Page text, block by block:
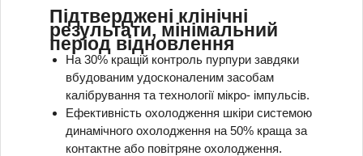
Підтверджені клінічні
результати, мінімальний
період відновлення
На 30% кращій контроль пурпури завдяки
вбудованим удосконаленим засобам
калібрування та технології мікро- імпульсів.
Ефективність охолодження шкіри системою
динамічного охолодження на 50% краща за
контактне або повітряне охолодження.